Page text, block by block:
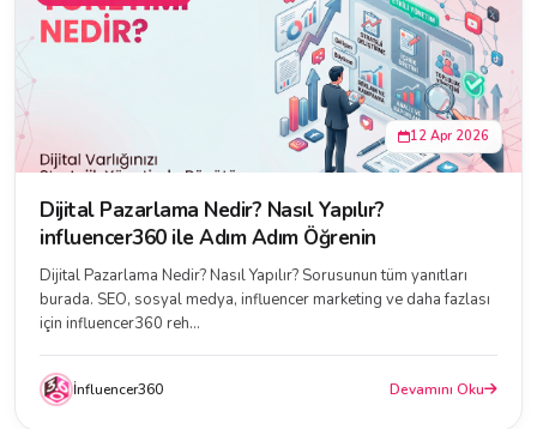
12 Apr 2026
Dijital Pazarlama Nedir? Nasıl Yapılır?
influencer360 ile Adım Adım Öğrenin
Dijital Pazarlama Nedir? Nasıl Yapılır? Sorusunun tüm yanıtları
burada. SEO, sosyal medya, influencer marketing ve daha fazlası
için influencer360 reh...
İnfluencer360 Devamını Oku